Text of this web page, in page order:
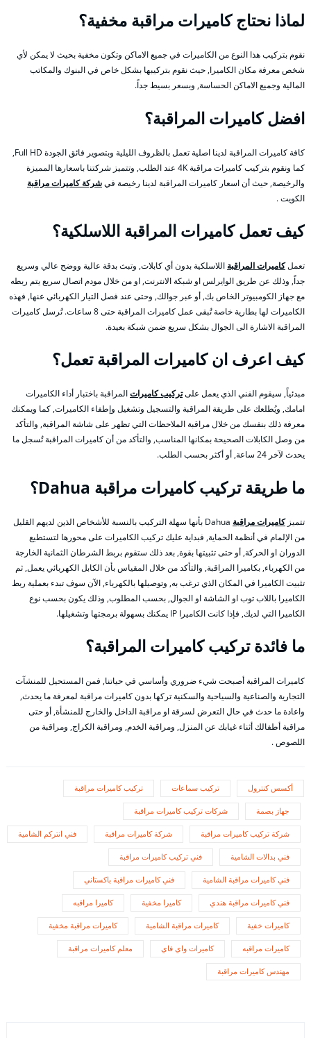
لماذا نحتاج كاميرات مراقبة مخفية؟
نقوم بتركيب هذا النوع من الكاميرات في جميع الاماكن وتكون مخفية بحيث لا يمكن لأي
شخص معرفة مكان الكاميرا, حيث نقوم بتركيبها بشكل خاص في البنوك والمكاتب
المالية وجميع الاماكن الحساسة, وبسعر بسيط جداً.
افضل كاميرات المراقبة؟
كافة كاميرات المراقبة لدينا اصلية تعمل بالظروف الليلية وبتصوير فائق الجودة Full HD,
كما ونقوم بتركيب كاميرات مراقبة 4K عند الطلب, وتتميز شركتنا باسعارها المميزة
والرخيصة, حيث أن اسعار كاميرات المراقبة لدينا رخيصة فيشركة كاميرات مراقبة
الكويت .
كيف تعمل كاميرات المراقبة اللاسلكية؟
تعملكاميرات المراقبة اللاسلكية بدون أي كابلات, وتبث بدقة عالية ووضح عالي وسريع
جداً, وذلك عن طريق الوايرلس او شبكة الانترنت, او من خلال مودم اتصال سريع يتم ربطه
مع جهاز الكومبيوتر الخاص بك, أو عبر جوالك, وحتى عند فصل التيار الكهربائي عنها, فهذه
الكاميرات لها بطارية خاصة تُبقى عمل كاميرات المراقبة حتى 8 ساعات. تُرسل كاميرات
المراقبة الاشارة الى الجوال بشكل سريع ضمن شبكة بعيدة.
كيف اعرف ان كاميرات المراقبة تعمل؟
مبدئياً, سيقوم الفني الذي يعمل علىتركيب كاميراتالمراقبة باختبار أداء الكاميرات
امامك, ويُطلعك على طريقة المراقبة والتسجيل وتشغيل وإطفاء الكاميرات, كما ويمكنك
معرفة ذلك بنفسك من خلال مراقبة الملاحظات التي تظهر على شاشة المراقبة, والتأكد
من وصل الكابلات الصحيحة بمكانها المناسب, والتأكد من أن كاميرات المراقبة تُسجل ما
يحدث لآخر 24 ساعة, أو أكثر بحسب الطلب.
ما طريقة تركيب كاميرات مراقبة Dahua؟
تتميزكاميرات مراقبة
Dahua بأنها سهلة التركيب بالنسبة للأشخاص الذين لديهم القليل
من الإلمام في أنظمة الحماية, فبداية عليك تركيب الكاميرات على محورها لتستطيع
الدوران او الحركة, أو حتى تثبيتها بقوة, بعد ذلك ستقوم بربط الشرطان الثمانية الخارجة
من الكهرباء, بكاميرا المراقبة, والتأكد من خلال المقياس بأن الكابل الكهربائي يعمل, ثم
تثبيت الكاميرا في المكان الذي ترغب به, وتوصيلها بالكهرباء, الآن سوف تبدء بعملية ربط
الكاميرا باللاب توب او الشاشة او الجوال, بحسب المطلوب, وذلك يكون بحسب نوع
الكاميرا التي لديك, فإذا كانت الكاميرا IP يمكنك بسهولة برمجتها وتشغيلها.
ما فائدة تركيب كاميرات المراقبة؟
كاميرات المراقبة أصبحت شيء ضروري وأساسي في حياتنا, فمن المستحيل للمنشآت
التجارية والصناعية والسياحية والسكنية تركها بدون كاميرات مراقبة لمعرفة ما يحدث,
واعادة ما حدث في حال التعرض لسرقة او مراقبة الداخل والخارج للمنشأة, أو حتى
مراقبة أطفالك أثناء غيابك عن المنزل, ومراقبة الخدم, ومراقبة الكراج, ومراقبة من
اللصوص .
أكسس كنترول تركيب سماعات تركيب كاميرات مراقبة
جهاز بصمة شركات تركيب كاميرات مراقبة
شركة تركيب كاميرات مراقبة شركة كاميرات مراقبة فني انتركم الشامية
فني بدالات الشامية فني تركيب كاميرات مراقبة
فني كاميرات مراقبة الشامية فني كاميرات مراقبة باكستاني
فني كاميرات مراقبة هندي كاميرا مخفية كاميرا مراقبه
كاميرات خفية كاميرات مراقبة الشامية كاميرات مراقبة مخفية
كاميرات مراقبه كاميرات واي فاي معلم كاميرات مراقبة
مهندس كاميرات مراقبة